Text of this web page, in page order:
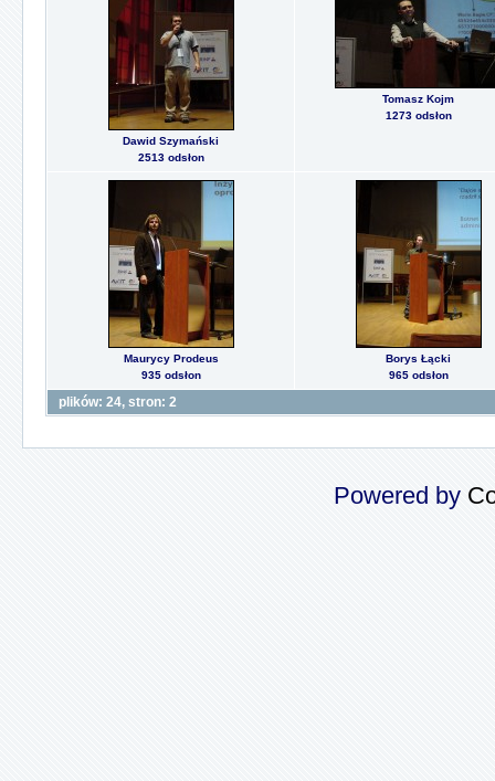
Dawid Szymański
2513 odsłon
Tomasz Kojm
1273 odsłon
Maurycy Prodeus
935 odsłon
Borys Łącki
965 odsłon
plików: 24, stron: 2
Powered by